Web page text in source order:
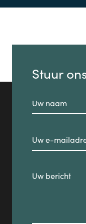
Stuur